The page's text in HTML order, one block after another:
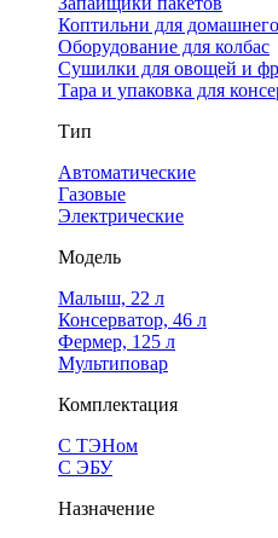
Коптильни для
Оборудование для колбас
Сушилки для овощей и
Тара и упаковка для
Тип
Автоматические
Газовые
Электрические
Модель
Малыш, 22 л
Консерватор, 46 л
Фермер, 125 л
Мультиповар
Комплектация
С ТЭНом
С ЭБУ
Назначение